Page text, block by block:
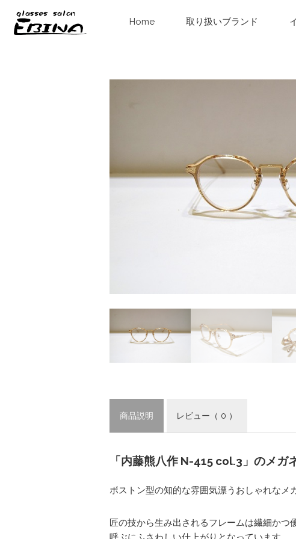
Home 取り扱いブランド
商品説明 レビュー （ 0 ）
「内藤熊八作 N-415 col.3」のメガ
ボストン型の知的な雰囲気漂うおしゃれなメ
匠の技から生み出されるフレームは繊細かつ